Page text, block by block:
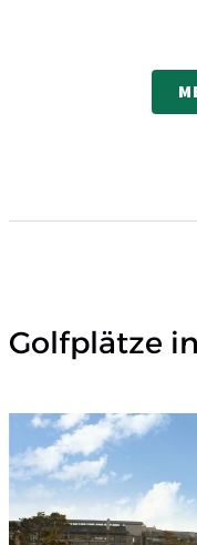
Golfplätze